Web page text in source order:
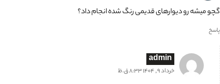
گچو میشه رو دیوارهای قدیمی رنگ شده انجام داد؟
پاسخ
admin
خرداد 9, 1404 8:33 ق.ظ